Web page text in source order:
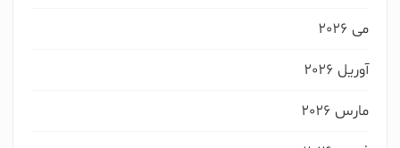
می 2026
آوریل 2026
مارس 2026
چه زمانی می خواهید چاپ کتاب را آغاز کنید ؟
هفته ی آینده
فعال آمادگی چاپ ندارم